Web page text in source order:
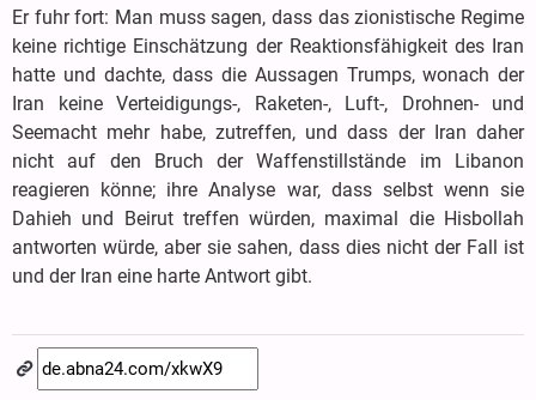
Er fuhr fort: Man muss sagen, dass das zionistische Regime
keine richtige Einschätzung der Reaktionsfähigkeit des Iran
hatte und dachte, dass die Aussagen Trumps, wonach der
Iran keine Verteidigungs-, Raketen-, Luft-, Drohnen- und
Seemacht mehr habe, zutreffen, und dass der Iran daher
nicht auf den Bruch der Waffenstillstände im Libanon
reagieren könne; ihre Analyse war, dass selbst wenn sie
Dahieh und Beirut treffen würden, maximal die Hisbollah
antworten würde, aber sie sahen, dass dies nicht der Fall ist
und der Iran eine harte Antwort gibt.